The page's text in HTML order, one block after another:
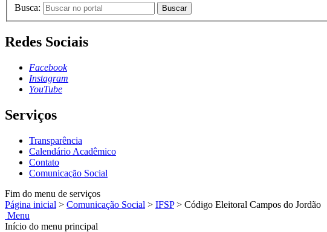
Busca: Buscar
Redes Sociais
Facebook
Instagram
YouTube
Serviços
Transparência
Calendário Acadêmico
Contato
Comunicação Social
Fim do menu de serviços
Página inicial > Comunicação Social > IFSP > Código Eleitoral Campos do Jordão
Menu
Início do menu principal